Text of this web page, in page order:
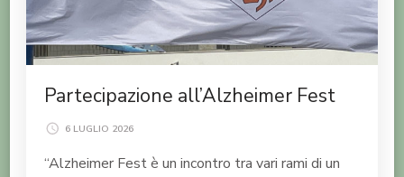
Partecipazione all’Alzheimer Fest
6 LUGLIO 2026
“Alzheimer Fest è un incontro tra vari rami di un